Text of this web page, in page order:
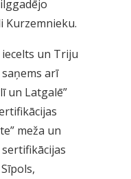
Kurzemnieku.
un Triju
arī
un Latgalē”
meža un